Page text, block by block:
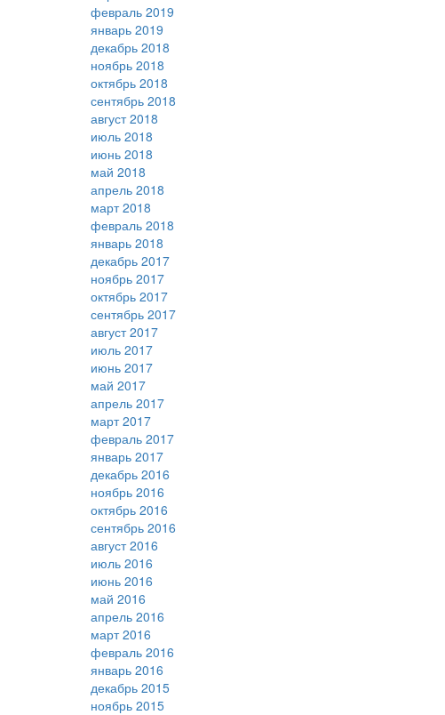
февраль 2019
январь 2019
декабрь 2018
ноябрь 2018
октябрь 2018
сентябрь 2018
август 2018
июль 2018
июнь 2018
май 2018
апрель 2018
март 2018
февраль 2018
январь 2018
декабрь 2017
ноябрь 2017
октябрь 2017
сентябрь 2017
август 2017
июль 2017
июнь 2017
май 2017
апрель 2017
март 2017
февраль 2017
январь 2017
декабрь 2016
ноябрь 2016
октябрь 2016
сентябрь 2016
август 2016
июль 2016
июнь 2016
май 2016
апрель 2016
март 2016
февраль 2016
январь 2016
декабрь 2015
ноябрь 2015